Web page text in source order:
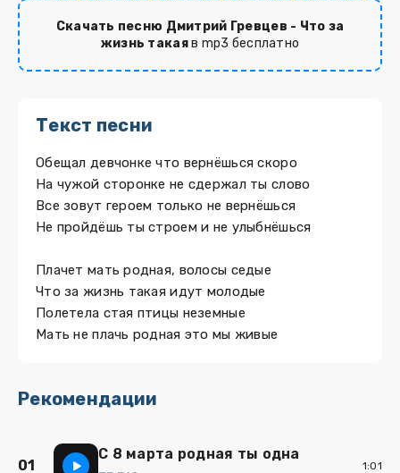
Скачать песню Дмитрий Гревцев - Что за
жизнь такаяв mp3 бесплатно
Текст песни
Обещал девчонке что вернёшься скоро
На чужой сторонке не сдержал ты слово
Все зовут героем только не вернёшься
Не пройдёшь ты строем и не улыбнёшься
Плачет мать родная, волосы седые
Что за жизнь такая идут молодые
Полетела стая птицы неземные
Мать не плачь родная это мы живые
Рекомендации
01
С 8 марта родная ты одна
1:01